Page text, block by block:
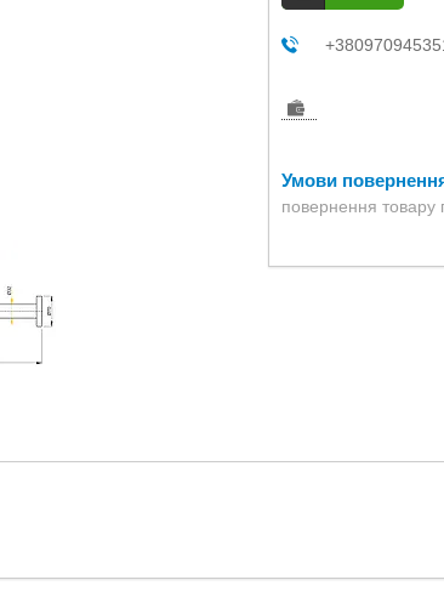
повернення товару